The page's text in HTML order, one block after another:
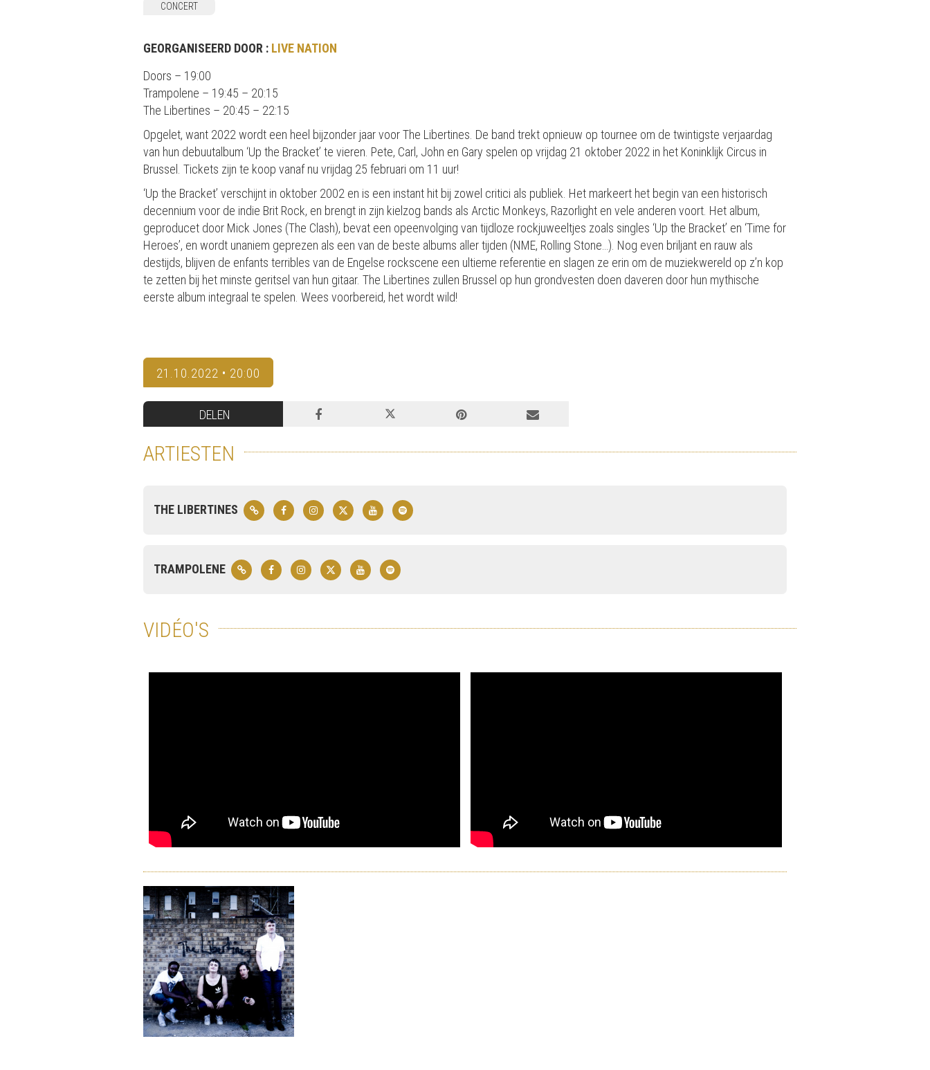
CONCERT
GEORGANISEERD DOOR : LIVE NATION
Doors – 19:00
Trampolene – 19:45 – 20:15
The Libertines – 20:45 – 22:15
Opgelet, want 2022 wordt een heel bijzonder jaar voor The Libertines. De band trekt opnieuw op tournee om de twintigste verjaardag
van hun debuutalbum ‘Up the Bracket’ te vieren. Pete, Carl, John en Gary spelen op vrijdag 21 oktober 2022 in het Koninklijk Circus in
Brussel. Tickets zijn te koop vanaf nu vrijdag 25 februari om 11 uur!
‘Up the Bracket’ verschijnt in oktober 2002 en is een instant hit bij zowel critici als publiek. Het markeert het begin van een historisch
decennium voor de indie Brit Rock, en brengt in zijn kielzog bands als Arctic Monkeys, Razorlight en vele anderen voort. Het album,
geproducet door Mick Jones (The Clash), bevat een opeenvolging van tijdloze rockjuweeltjes zoals singles ‘Up the Bracket’ en ‘Time for
Heroes’, en wordt unaniem geprezen als een van de beste albums aller tijden (NME, Rolling Stone…). Nog even briljant en rauw als
destijds, blijven de enfants terribles van de Engelse rockscene een ultieme referentie en slagen ze erin om de muziekwereld op z’n kop
te zetten bij het minste geritsel van hun gitaar. The Libertines zullen Brussel op hun grondvesten doen daveren door hun mythische
eerste album integraal te spelen. Wees voorbereid, het wordt wild!
21.10.2022 • 20:00
DELEN
ARTIESTEN
THE LIBERTINES
TRAMPOLENE
VIDÉO'S